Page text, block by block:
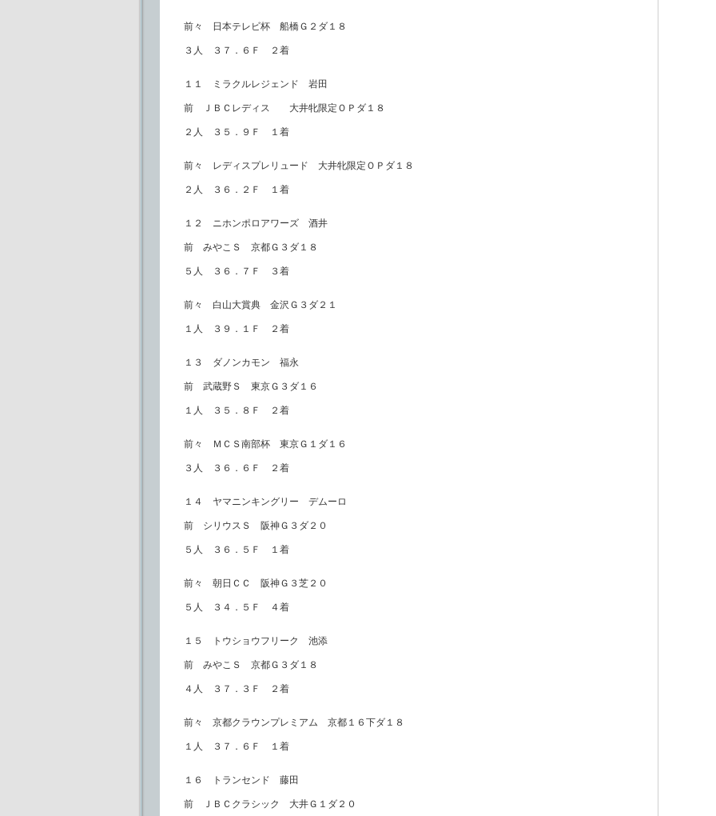
前々 日本テレビ杯 船橋Ｇ２ダ１８
３人 ３７．６Ｆ ２着
１１ ミラクルレジェンド 岩田
前 ＪＢＣレディス 大井牝限定ＯＰダ１８
２人 ３５．９Ｆ １着
前々 レディスプレリュード 大井牝限定ＯＰダ１８
２人 ３６．２Ｆ １着
１２ ニホンポロアワーズ 酒井
前 みやこＳ 京都Ｇ３ダ１８
５人 ３６．７Ｆ ３着
前々 白山大賞典 金沢Ｇ３ダ２１
１人 ３９．１Ｆ ２着
１３ ダノンカモン 福永
前 武蔵野Ｓ 東京Ｇ３ダ１６
１人 ３５．８Ｆ ２着
前々 ＭＣＳ南部杯 東京Ｇ１ダ１６
３人 ３６．６Ｆ ２着
１４ ヤマニンキングリー デムーロ
前 シリウスＳ 阪神Ｇ３ダ２０
５人 ３６．５Ｆ １着
前々 朝日ＣＣ 阪神Ｇ３芝２０
５人 ３４．５Ｆ ４着
１５ トウショウフリーク 池添
前 みやこＳ 京都Ｇ３ダ１８
４人 ３７．３Ｆ ２着
前々 京都クラウンプレミアム 京都１６下ダ１８
１人 ３７．６Ｆ １着
１６ トランセンド 藤田
前 ＪＢＣクラシック 大井Ｇ１ダ２０